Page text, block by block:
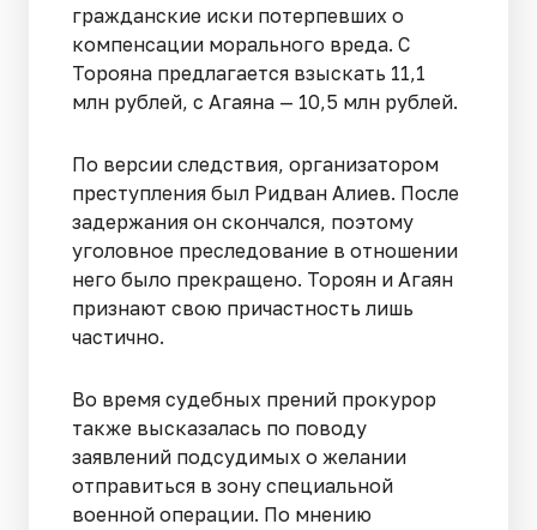
гражданские иски потерпевших о
компенсации морального вреда. С
Торояна предлагается взыскать 11,1
млн рублей, с Агаяна — 10,5 млн рублей.
По версии следствия, организатором
преступления был Ридван Алиев. После
задержания он скончался, поэтому
уголовное преследование в отношении
него было прекращено. Тороян и Агаян
признают свою причастность лишь
частично.
Во время судебных прений прокурор
также высказалась по поводу
заявлений подсудимых о желании
отправиться в зону специальной
военной операции. По мнению